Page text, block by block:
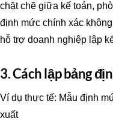
chặt chẽ giữa kế toán,
định mức chính xác
hỗ trợ doanh nghiệp lập
3. Cách lập bảng
Ví dụ thực tế: Mẫu định
xuất